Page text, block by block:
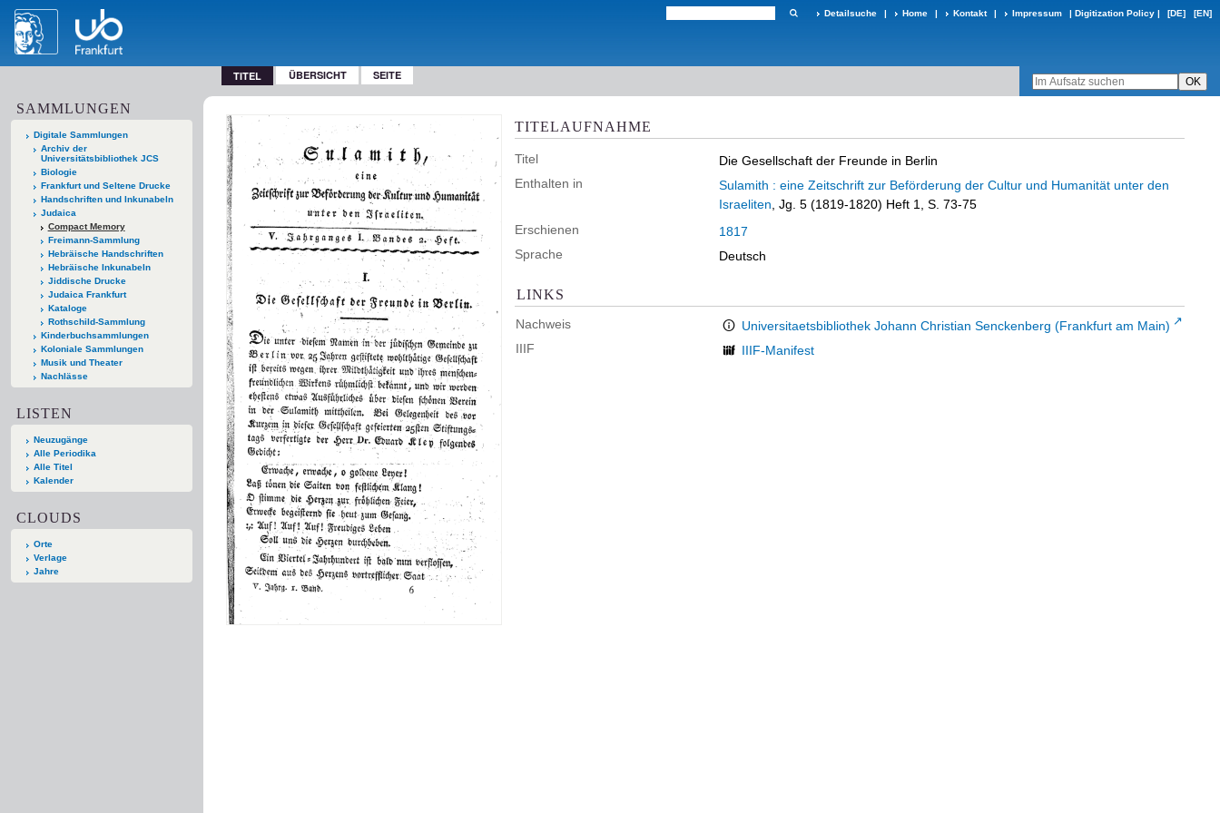
Detailsuche | Home | Kontakt | Impressum | Digitization Policy | [DE] [EN]
TITEL ÜBERSICHT SEITE
SAMMLUNGEN
Digitale Sammlungen
Archiv der
Universitätsbibliothek JCS
Biologie
Frankfurt und Seltene Drucke
Handschriften und Inkunabeln
Judaica
Compact Memory
Freimann-Sammlung
Hebräische Handschriften
Hebräische Inkunabeln
Jiddische Drucke
Judaica Frankfurt
Kataloge
Rothschild-Sammlung
Kinderbuchsammlungen
Koloniale Sammlungen
Musik und Theater
Nachlässe
LISTEN
Neuzugänge
Alle Periodika
Alle Titel
Kalender
CLOUDS
Orte
Verlage
Jahre
TITELAUFNAHME
Titel
Die Gesellschaft der Freunde in Berlin
Enthalten in
Sulamith : eine Zeitschrift zur Beförderung der Cultur und Humanität unter den
Israeliten , Jg. 5 (1819-1820) Heft 1, S. 73-75
Erschienen
1817
Sprache
Deutsch
LINKS
Nachweis
Universitaetsbibliothek Johann Christian Senckenberg (Frankfurt am Main)
IIIF
IIIF-Manifest